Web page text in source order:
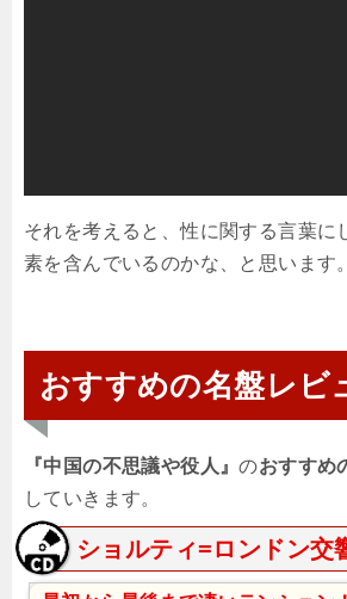
それを考えると、性に関する言葉に
素を含んでいるのかな、と思います。
おすすめの名盤レビ
『中国の不思議や役人』のおすすめ
していきます。
ショルティ=ロンドン交